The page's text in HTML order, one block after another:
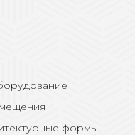
формы